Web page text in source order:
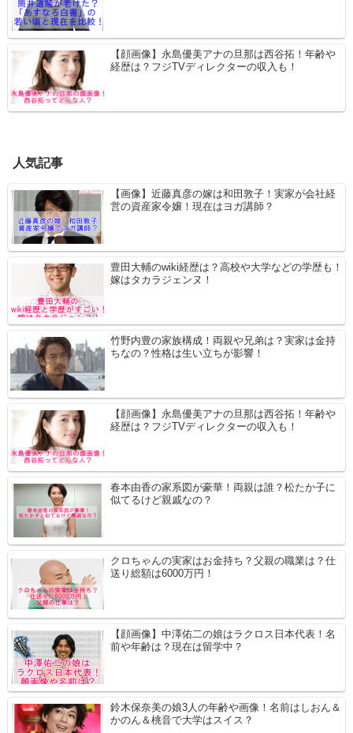
【顔画像】永島優美アナの旦那は西谷拓！年齢や
経歴は？フジTVディレクターの収入も！
人気記事
【画像】近藤真彦の嫁は和田敦子！実家が会社経
営の資産家令嬢！現在はヨガ講師？
豊田大輔のwiki経歴は？高校や大学などの学歴も！
嫁はタカラジェンヌ！
竹野内豊の家族構成！両親や兄弟は？実家は金持
ちなの？性格は生い立ちが影響！
【顔画像】永島優美アナの旦那は西谷拓！年齢や
経歴は？フジTVディレクターの収入も！
春本由香の家系図が豪華！両親は誰？松たか子に
似てるけど親戚なの？
クロちゃんの実家はお金持ち？父親の職業は？仕
送り総額は6000万円！
【顔画像】中澤佑二の娘はラクロス日本代表！名
前や年齢は？現在は留学中？
鈴木保奈美の娘3人の年齢や画像！名前はしおん＆
かのん＆桃音で大学はスイス？